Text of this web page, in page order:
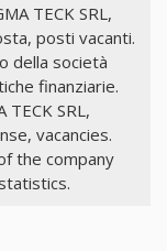
TECK SRL,
posti vacanti.
della società
finanziarie.
SRL,
vacancies.
the company